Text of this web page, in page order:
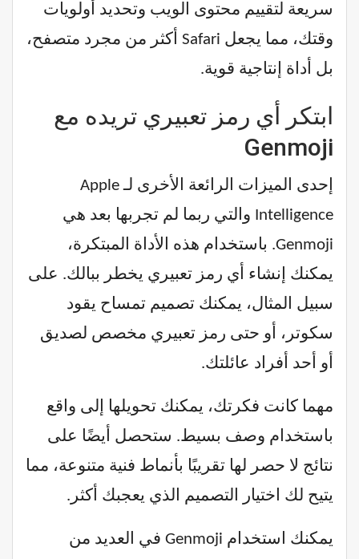
سريعة لتقييم محتوى الويب وتحديد أولويات
وقتك، مما يجعل Safari أكثر من مجرد متصفح،
بل أداة إنتاجية قوية.
ابتكر أي رمز تعبيري تريده مع
Genmoji
إحدى الميزات الرائعة الأخرى لـ Apple
Intelligence والتي ربما لم تجربها بعد هي
Genmoji. باستخدام هذه الأداة المبتكرة،
يمكنك إنشاء أي رمز تعبيري يخطر ببالك. على
سبيل المثال، يمكنك تصميم تمساح يقود
سكوتر، أو حتى رمز تعبيري مخصص لصديق
أو أحد أفراد عائلتك.
مهما كانت فكرتك، يمكنك تحويلها إلى واقع
باستخدام وصف بسيط. ستحصل أيضًا على
نتائج لا حصر لها تقريبًا بأنماط فنية متنوعة، مما
يتيح لك اختيار التصميم الذي يعجبك أكثر.
يمكنك استخدام Genmoji في العديد من